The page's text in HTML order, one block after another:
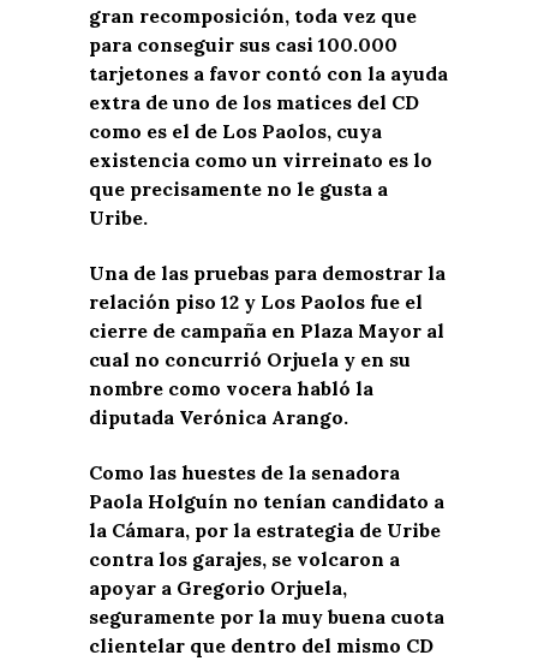
gran recomposición, toda vez que
para conseguir sus casi 100.000
tarjetones a favor contó con la ayuda
extra de uno de los matices del CD
como es el de Los Paolos, cuya
existencia como un virreinato es lo
que precisamente no le gusta a
Uribe.
Una de las pruebas para demostrar la
relación piso 12 y Los Paolos fue el
cierre de campaña en Plaza Mayor al
cual no concurrió Orjuela y en su
nombre como vocera habló la
diputada Verónica Arango.
Como las huestes de la senadora
Paola Holguín no tenían candidato a
la Cámara, por la estrategia de Uribe
contra los garajes, se volcaron a
apoyar a Gregorio Orjuela,
seguramente por la muy buena cuota
clientelar que dentro del mismo CD